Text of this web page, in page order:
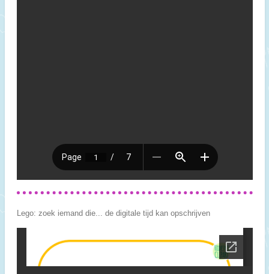
Lego: zoek iemand die... de digitale tijd kan opschrijven